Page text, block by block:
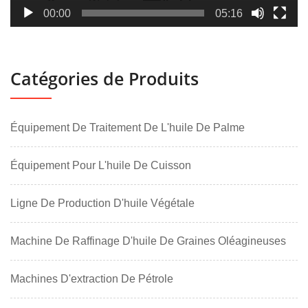
00:00 05:16
Catégories de Produits
Équipement De Traitement De L'huile De Palme
Équipement Pour L'huile De Cuisson
Ligne De Production D'huile Végétale
Machine De Raffinage D'huile De Graines Oléagineuses
Machines D'extraction De Pétrole